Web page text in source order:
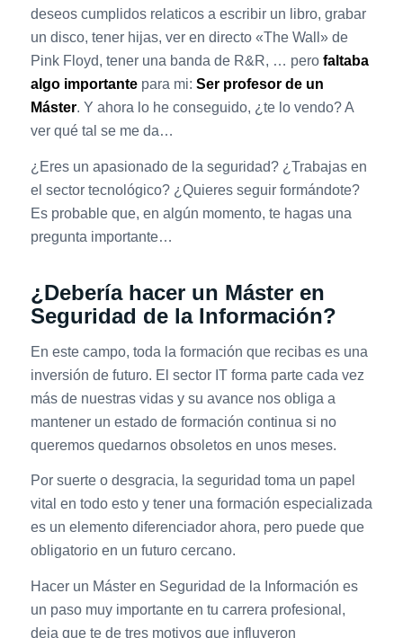
deseos cumplidos relaticos a escribir un libro, grabar
un disco, tener hijas, ver en directo «The Wall» de
Pink Floyd, tener una banda de R&R, … pero faltaba
algo importantepara mi: Ser profesor de un
Máster. Y ahora lo he conseguido, ¿te lo vendo? A
ver qué tal se me da…
¿Eres un apasionado de la seguridad? ¿Trabajas en
el sector tecnológico? ¿Quieres seguir formándote?
Es probable que, en algún momento, te hagas una
pregunta importante…
¿Debería hacer un Máster en
Seguridad de la Información?
En este campo, toda la formación que recibas es una
inversión de futuro. El sector IT forma parte cada vez
más de nuestras vidas y su avance nos obliga a
mantener un estado de formación continua si no
queremos quedarnos obsoletos en unos meses.
Por suerte o desgracia, la seguridad toma un papel
vital en todo esto y tener una formación especializada
es un elemento diferenciador ahora, pero puede que
obligatorio en un futuro cercano.
Hacer un Máster en Seguridad de la Información es
un paso muy importante en tu carrera profesional,
deja que te de tres motivos que influyeron